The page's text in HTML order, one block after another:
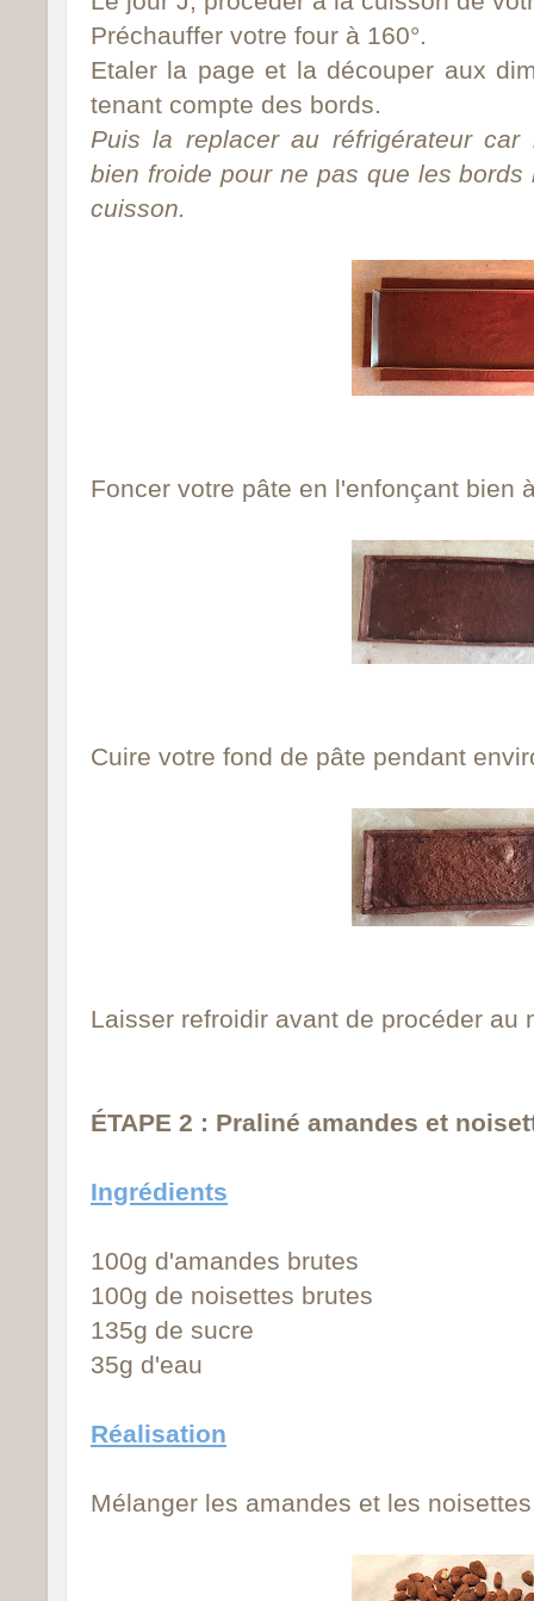
Préchauffer votre four à 160°.
Etaler la page et la découper aux
tenant compte des bords.
Puis la replacer au réfrigérateur
bien froide pour ne pas que les
cuisson.
Foncer votre pâte en l'enfonçant bien
Cuire votre fond de pâte pendant
Laisser refroidir avant de procéder au
ÉTAPE 2 : Praliné amandes et
Ingrédients
100g d'amandes brutes
100g de noisettes brutes
135g de sucre
35g d'eau
Réalisation
Mélanger les amandes et les